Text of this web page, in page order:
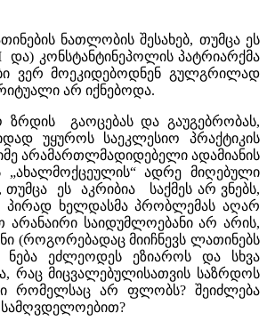
ნათლობის შესახებ, თუმცა ეს
კონსტანტინეპოლის პატრიარქმა
ვერ მოეკიდებოდნენ გულგრილად
არ იქნებოდა.
ზრდის გაოცებას და გაუგებრობას,
უყუროს საეკლესიო პრაქტიკის
არამართლმადიდებელი ადამიანის
„ახალმოქცეულის“ ადრე მიღებული
ეს აკრიბია საქმეს არ ვნებს,
პირად ხელდასმა პრობლემას აღარ
საიდუმლოებანი არ არის,
(როგორებადაც მიიჩნევს ლათინებს
ნება ეძლეოდეს ეზიაროს და სხვა
რაც მიცვალებულისათვის საზრდოს
რომელსაც არ ფლობს? შეიძლება